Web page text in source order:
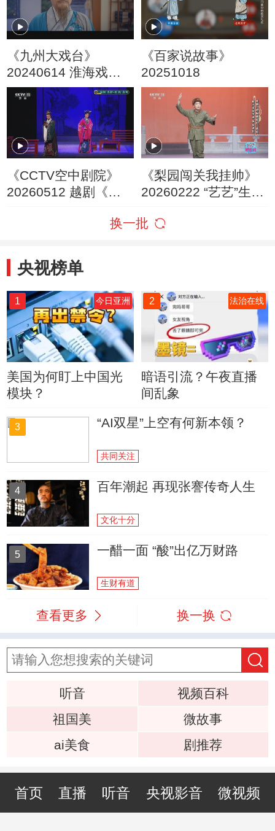
《九州大戏台》
20240614 淮海戏电
影《皮秀英四告》
《百家说故事》
20251018
《CCTV空中剧院》
20260512 越剧《青
《梨园闯关我挂帅》
20260222 “艺艺”生辉
换一批
央视榜单
1 今日亚洲
美国为何盯上中国光
模块？
2 法治在线
暗语引流？午夜直播
间乱象
3 “AI双星”上空有何新本领？
共同关注
4 百年潮起 再现张謇传奇人生
文化十分
5 一醋一面 “酸”出亿万财路
生财有道
查看更多 换一换
听音
视频百科
祖国美
微故事
ai美食
剧推荐
首页 直播 听音 央视影音 微视频